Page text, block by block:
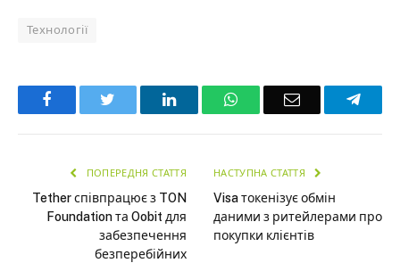
Технології
Facebook LinkedInWhatsAppEmail
ПОПЕРЕДНЯ СТАТТЯ
Tether співпрацює з TON
Foundation та Oobit для
забезпечення
безперебійних
НАСТУПНА СТАТТЯ
Visa токенізує обмін
даними з ритейлерами про
покупки клієнтів